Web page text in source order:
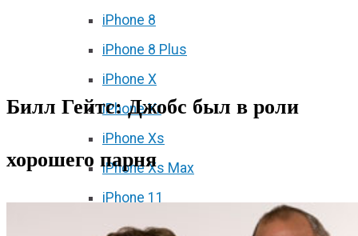
iPhone 8
iPhone 8 Plus
iPhone X
iPhone Xr
iPhone Xs
iPhone Xs Max
iPhone 11
iPhone 11 Pro
Билл Гейтс: Джобс был в роли
хорошего парня